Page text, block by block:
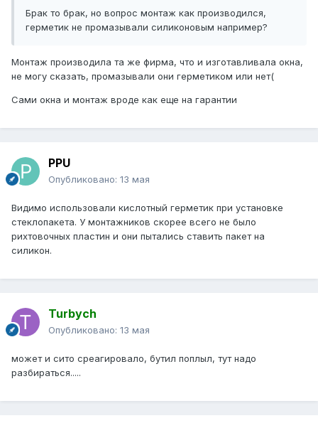
Брак то брак, но вопрос монтаж как производился,
герметик не промазывали силиконовым например?
Монтаж производила та же фирма, что и изготавливала окна,
не могу сказать, промазывали они герметиком или нет(
Сами окна и монтаж вроде как еще на гарантии
PPU
Опубликовано: 13 мая
Видимо использовали кислотный герметик при установке
стеклопакета. У монтажников скорее всего не было
рихтовочных пластин и они пытались ставить пакет на
силикон.
Turbych
Опубликовано: 13 мая
может и сито среагировало, бутил поплыл, тут надо
разбираться.....